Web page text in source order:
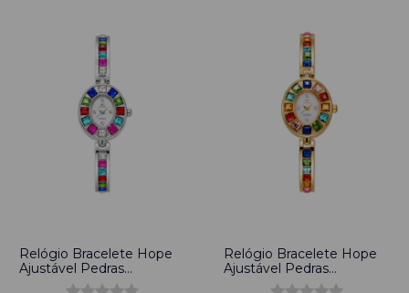
Relógio Bracelete Hope
Ajustável Pedras
Feminino Prata
Relógio Bracelete Hope
Ajustável Pedras
Feminino Dourado